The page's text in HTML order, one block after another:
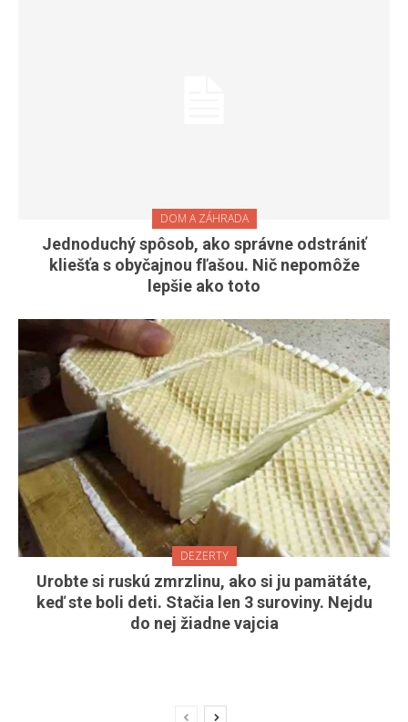
DOM A ZÁHRADA
Jednoduchý spôsob, ako správne odstrániť
kliešťa s obyčajnou fľašou. Nič nepomôže
lepšie ako toto
DEZERTY
Urobte si ruskú zmrzlinu, ako si ju pamätáte,
keď ste boli deti. Stačia len 3 suroviny. Nejdu
do nej žiadne vajcia